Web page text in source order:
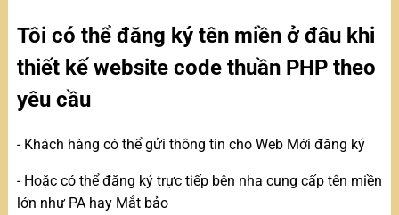
Tôi có thể đăng ký tên miền ở đâu khi
thiết kế website code thuần PHP theo
yêu cầu
- Khách hàng có thể gửi thông tin cho Web Mới đăng ký
- Hoặc có thể đăng ký trực tiếp bên nha cung cấp tên miền
lớn như PA hay Mắt bảo